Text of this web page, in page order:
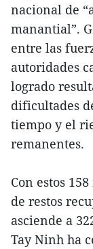
nacional de
manantial”.
entre las
autoridades
logrado
dificultades
tiempo y el
remanentes.
Con estos
de restos
asciende a
Tay Ninh ha